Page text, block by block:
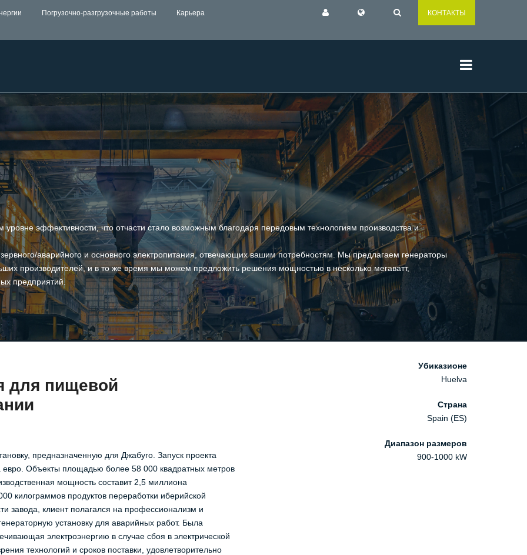
Погрузочно-разгрузочные работы Карьера КОНТАКТЫ
эффективности, что отчасти стало возможным благодаря передовым технологиям производства и
аварийного и основного электропитания, отвечающих вашим потребностям. Мы предлагаем генераторы
производителей, и в то же время мы можем предложить решения мощностью в несколько мегаватт,
предприятий.
для пищевой
предназначенную для Джабуго. Запуск проекта
Объекты площадью более 58 000 квадратных метров
мощность составит 2,5 миллиона
килограммов продуктов переработки иберийской
завода, клиент полагался на профессионализм и
установку для аварийных работ. Была
электроэнергию в случае сбоя в электрической
технологий и сроков поставки, удовлетворительно
Убиказионе
Huelva
Страна
Spain (ES)
Диапазон размеров
900-1000 kW